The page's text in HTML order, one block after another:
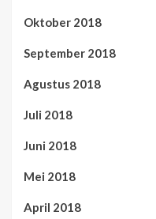
Oktober 2018
September 2018
Agustus 2018
Juli 2018
Juni 2018
Mei 2018
April 2018